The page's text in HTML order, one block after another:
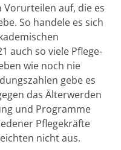
auf, die es
So handele es sich
auch so viele Pflege-
wie noch nie
gebe es
das Älterwerden
und Programme
Pflegekräfte
nicht aus.